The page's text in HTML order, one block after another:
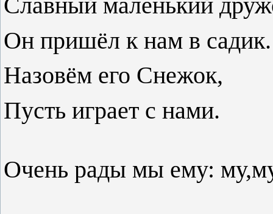
Он пришёл к нам в садик.
Назовём его Снежок,
Пусть играет с нами.
Очень рады мы ему: